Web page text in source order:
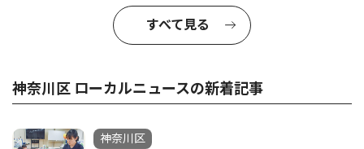
すべて見る
神奈川区 ローカルニュースの新着記事
神奈川区